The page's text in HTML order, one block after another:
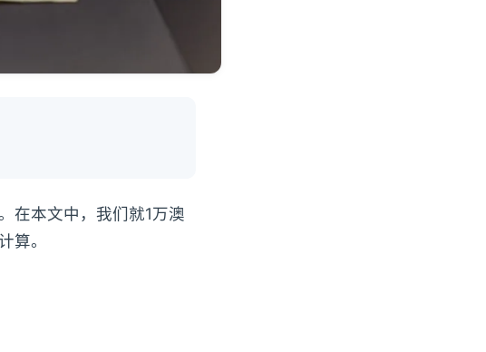
在本文中，我们就1万澳
算。